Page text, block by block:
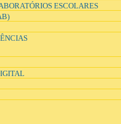
ESCOLARES
1000-112, Sintra